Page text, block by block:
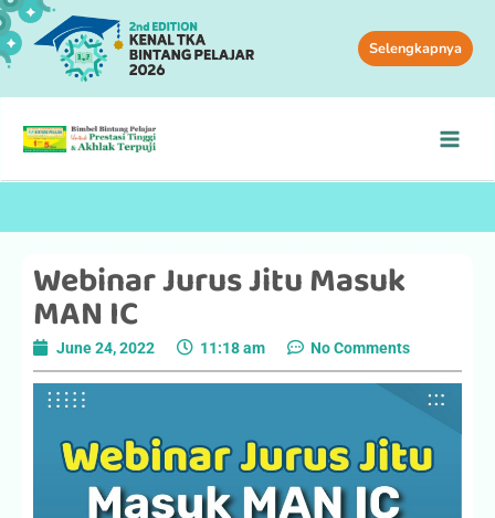
Selengkapnya
Webinar Jurus Jitu Masuk
MAN IC
June 24, 2022 11:18 am No Comments